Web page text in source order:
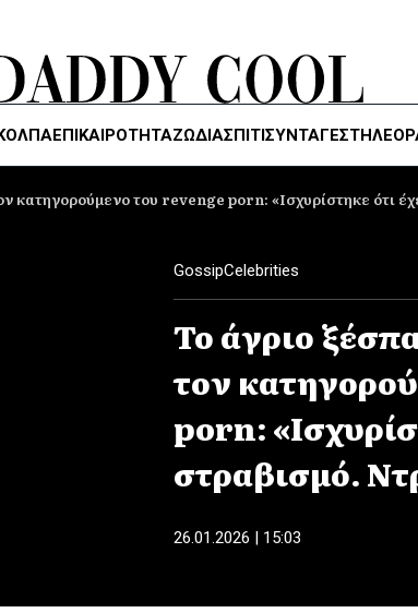
ΕΠΙΚΑΙΡΟΤΗΤΑΖΏΔΙΑΣΠΙΤΙΣΥΝΤΑΓΕΣ
κατηγορούμενο του revenge porn: «Ισχυρίστηκε ότι
GossipCelebrities
Το άγριο
τον
porn:
στραβισμό.
26.01.2026 | 15:03